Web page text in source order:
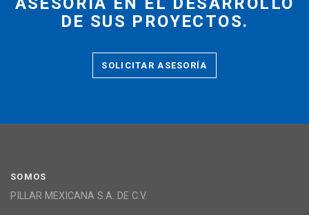
DE SUS PROYECTOS.
SOLICITAR ASESORÍA
SOMOS
PILLAR MEXICANA S.A. DE C.V.